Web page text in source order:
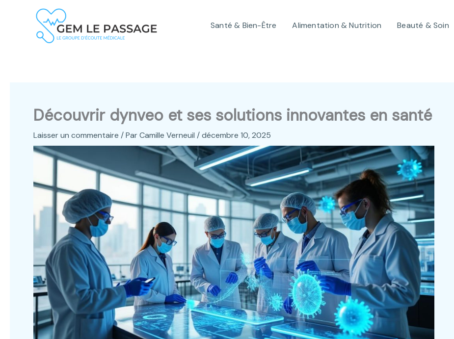
Santé & Bien-Être Alimentation & Nutrition Beauté & Soin
Découvrir dynveo et ses solutions innovantes en santé
Laisser un commentaire / ParCamille Verneuil /décembre 10, 2025